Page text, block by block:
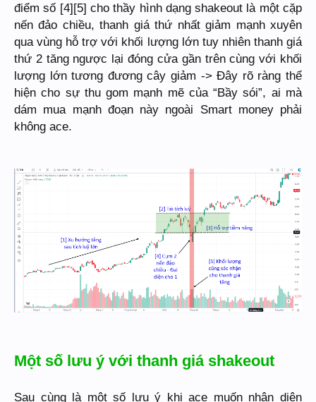
điểm số [4][5] cho thầy hình dạng shakeout là một cặp
nến đảo chiều, thanh giá thứ nhất giảm mạnh xuyên
qua vùng hỗ trợ với khối lượng lớn tuy nhiên thanh giá
thứ 2 tăng ngược lại đóng cửa gần trên cùng với khối
lượng lớn tương đương cây giảm -> Đây rõ ràng thể
hiện cho sự thu gom mạnh mẽ của “Bầy sói”, ai mà
dám mua mạnh đoạn này ngoài Smart money phải
không ace.
Một số lưu ý với thanh giá shakeout
Sau cùng là một số lưu ý khi ace muốn nhận diện